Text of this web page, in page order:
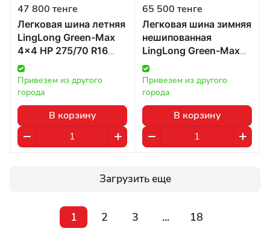
47 800 тенге
Легковая шина летняя
LingLong Green-Max
4x4 HP 275/70 R16
Привезем из другого
города
В корзину
65 500 тенге
Легковая шина зимняя
нешипованная
LingLong Green-Max
Winter Ice I-15 275/65
R17 115T в Казахстане
Привезем из другого
города
В корзину
Загрузить еще
1 2 3 ... 18